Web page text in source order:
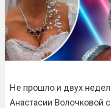
Не прошло и двух
Анастасии Волочковой